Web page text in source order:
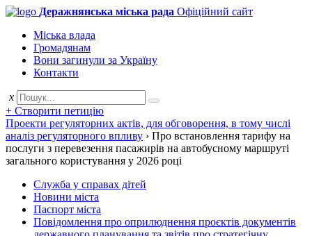
Деражнянська міська рада Офіційний сайт
Міська влада
Громадянам
Вони загинули за Україну
Контакти
x
+ Створити петицію
Проекти регуляторних актів, для обговорення, в тому числі
аналіз регуляторного впливу › Про встановлення тарифу на
послуги з перевезення пасажирів на автобусному маршруті
загального користування у 2026 році
Служба у справах дітей
Новини міста
Паспорт міста
Повідомлення про оприлюднення проєктів документів